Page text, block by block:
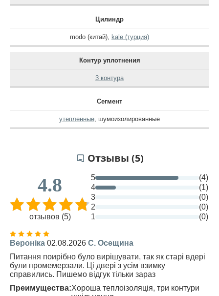
Цилиндр
modo (китай) kale (турция)
Контур уплотнения
3 контура
Сегмент
утепленные шумоизолированные
Отзывы (5)
4.8
отзывов (5)
5
(4)
4
(1)
3
(0)
2
(0)
1
(0)
Вероніка 02.08.2026 С. Осещина
Питання поирібно було вирішувати, так як старі вдері
були промемерзали. Ці двері з усім взимку
справились. Пишемо відгук тільки зараз
Преимущества:Хороша теплоізоляція, три контури